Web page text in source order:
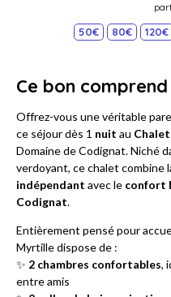
50€ 80€ 120€
Ce bon comprend
Offrez-vous une véritable
ce séjour dès 1 nuit au
Domaine de Codignat. Niché
verdoyant, ce chalet combine
indépendant avec le confort
Codignat.
Entièrement pensé pour
Myrtille dispose de :
✨ 2 chambres confortables,
entre amis